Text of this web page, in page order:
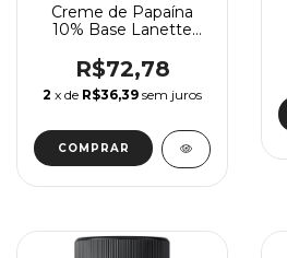
Creme de Papaína
10% Base Lanette
R$72,78
2 x de R$36,39 sem juros
COMPRAR